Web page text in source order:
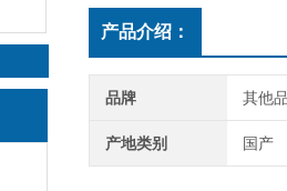
产品介绍：
品牌 其他
产地类别 国产